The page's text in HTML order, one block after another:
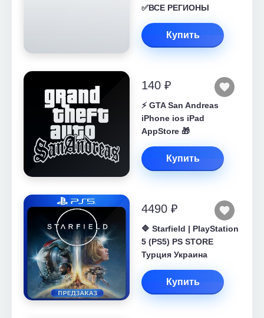
✅ВСЕ РЕГИОНЫ
Купить
140 ₽
⚡️ GTA San Andreas
iPhone ios iPad
AppStore 🎁
Купить
4490 ₽
🔷 Starfield | PlayStation
5 (PS5) PS STORE
Турция Украина
Купить